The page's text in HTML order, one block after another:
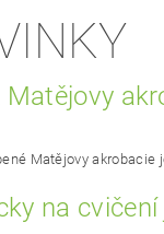
Matějovy
Matějovy akrobacie
na